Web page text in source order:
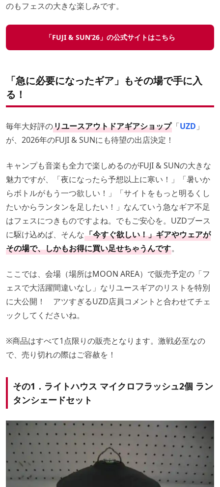
のもフェスの大きな楽しみです。
「FUJI & SUN’26」の公式サイトはこちら
「急に必要になったギア」もその場で手に入
る！
毎年大好評のリユースアウトドアギアショップ 「UZD 」
が、2026年のFUJI & SUNにも待望の出店決定！
キャンプも音楽も全力で楽しめるのがFUJI & SUNの大きな
魅力ですが、「夜になったら予想以上に寒い！」「暑いか
らボトルがもう一つ欲しい！」「サイトをもっと明るくし
たいからランタンを足したい！」なんていう急なギア不足
はフェスにつきものですよね。でもご安心を。UZDブース
に駆け込めば、そんな「今すぐ欲しい！」ギアやウェアが
その場で、しかもお得に買い足せちゃうんです。
ここでは、会場（場所はMOON AREA）で販売予定の「フ
ェスで大活躍間違いなし」なリユースギアのリストを特別
に大公開！ アツすぎるUZD店員コメントと合わせてチェ
ックしてくださいね。
※商品はすべて1点限りの販売となります。激戦必至なの
で、売り切れの際はご容赦を！
その1．ライトハウス マイクロフラッシュ2個 ラン
タンシェードセット